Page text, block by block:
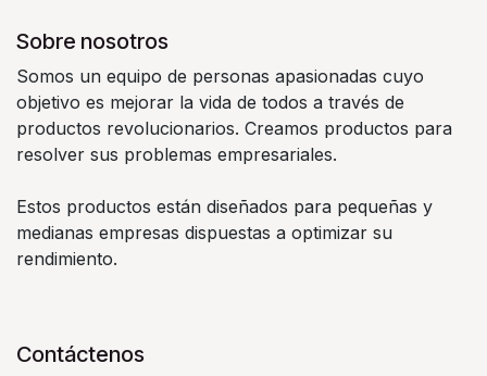
Sobre nosotros
Somos un equipo de personas apasionadas cuyo
objetivo es mejorar la vida de todos a través de
productos revolucionarios. Creamos productos para
resolver sus problemas empresariales.
Estos productos están diseñados para pequeñas y
medianas empresas dispuestas a optimizar su
rendimiento.
Contáctenos